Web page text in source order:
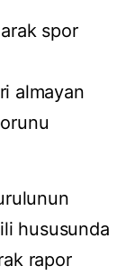
spor
almayan
hususunda
rapor